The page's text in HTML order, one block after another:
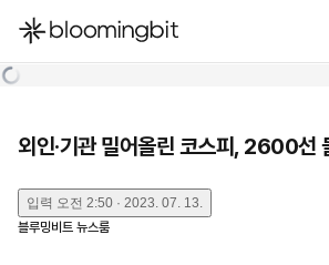
한국어
외인·기관 밀어올린 코스피, 2600선
입력 오전 2:50 · 2023. 07. 13.
블루밍비트 뉴스룸